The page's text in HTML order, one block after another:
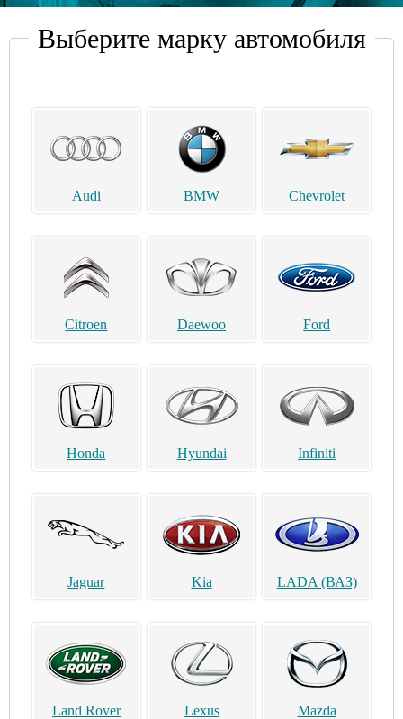
Выберите марку автомобиля
Audi BMW Chevrolet
Citroen Daewoo Ford
Honda Hyundai Infiniti
Jaguar Kia LADA (ВАЗ)
Land Rover Lexus Mazda